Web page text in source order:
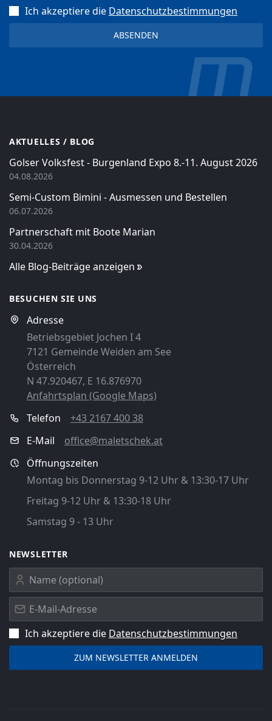
Ich akzeptiere die Datenschutz­bestimmungen
AKTUELLES / BLOG
Golser Volksfest - Burgenland Expo 8.-11. August 2026
04.08.2026
Semi-Custom Bimini - Ausmessen und Bestellen
06.07.2026
Partnerschaft mit Boote Marian
30.04.2026
Alle Blog-Beiträge anzeigen
BESUCHEN SIE UNS
Adresse
Betriebsgebiet Jochen I 4
7121 Gemeinde Weiden am See
Österreich
N 47.920467, E 16.876970
Anfahrtsplan (Google Maps)
Telefon
+43 2167 400 38
E-Mail
office@maletschek.at
Öffnungszeiten
Montag bis Donnerstag 9-12 Uhr & 13:30-17 Uhr
Freitag 9-12 Uhr & 13:30-18 Uhr
Samstag 9 - 13 Uhr
NEWSLETTER
Ich akzeptiere die Datenschutz­bestimmungen